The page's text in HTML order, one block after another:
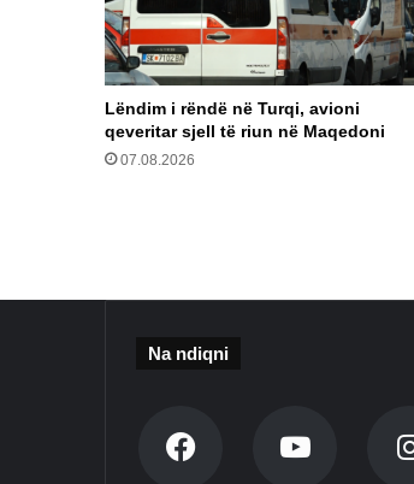
Lëndim i rëndë në Turqi, avioni
qeveritar sjell të riun në Maqedoni
07.08.2026
Na ndiqni